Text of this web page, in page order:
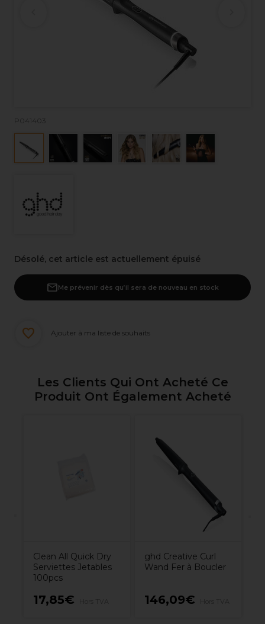
P041403
Désolé, cet article est actuellement épuisé
Me prévenir dès qu’il sera de nouveau en stock
Ajouter à ma liste de souhaits
Les Clients Qui Ont Acheté Ce
Produit Ont Également Acheté
Clean All Quick Dry
Serviettes Jetables
100pcs
17,85€
ghd Creative Curl
Wand Fer à Boucler
146,09€